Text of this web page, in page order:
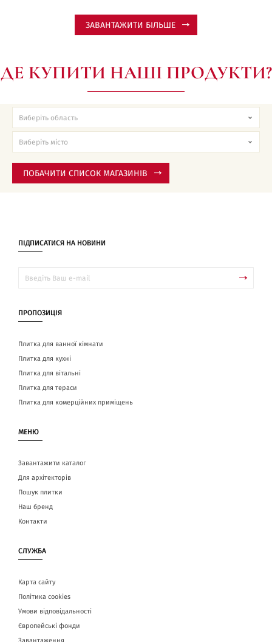
ЗАВАНТАЖИТИ БІЛЬШЕ
ДЕ КУПИТИ НАШІ ПРОДУКТИ?
ПОБАЧИТИ СПИСОК МАГАЗИНІВ
ПІДПИСАТИСЯ НА НОВИНИ
ПРОПОЗИЦІЯ
Плитка для ванної кімнати
Плитка для кухні
Плитка для вітальні
Плитка для тераси
Плитка для комерційних приміщень
МЕНЮ
Завантажити каталог
Для архітекторів
Пошук плитки
Наш бренд
Контакти
СЛУЖБА
Карта сайту
Політика cookies
Умови відповідальності
Європейські фонди